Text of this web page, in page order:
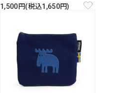
1,500円(税込1,650円)